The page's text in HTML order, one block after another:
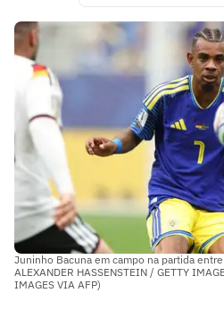
Juninho Bacuna em campo na partida
ALEXANDER HASSENSTEIN / GETTY
IMAGES VIA AFP)